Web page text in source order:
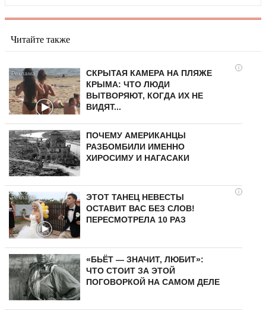
Читайте также
i
СКРЫТАЯ КАМЕРА НА ПЛЯЖЕ
КРЫМА: ЧТО ЛЮДИ
ВЫТВОРЯЮТ, КОГДА ИХ НЕ
ВИДЯТ...
ПОЧЕМУ АМЕРИКАНЦЫ
РАЗБОМБИЛИ ИМЕННО
ХИРОСИМУ И НАГАСАКИ
i
ЭТОТ ТАНЕЦ НЕВЕСТЫ
ОСТАВИТ ВАС БЕЗ СЛОВ!
ПЕРЕСМОТРЕЛА 10 РАЗ
«БЬЁТ — ЗНАЧИТ, ЛЮБИТ»:
ЧТО СТОИТ ЗА ЭТОЙ
ПОГОВОРКОЙ НА САМОМ ДЕЛЕ